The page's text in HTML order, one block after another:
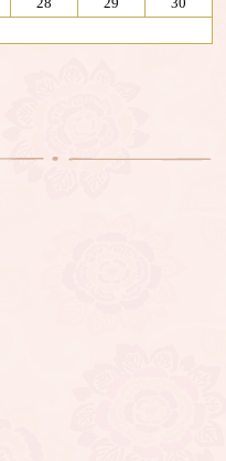
28 29
30